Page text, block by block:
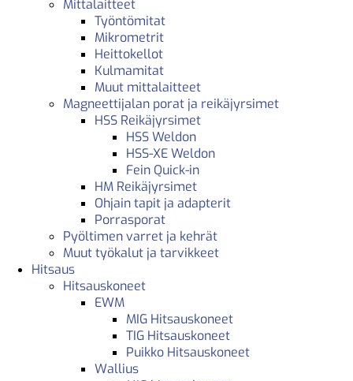
Mittalaitteet
Työntömitat
Mikrometrit
Heittokellot
Kulmamitat
Muut mittalaitteet
Magneettijalan porat ja reikäjyrsimet
HSS Reikäjyrsimet
HSS Weldon
HSS-XE Weldon
Fein Quick-in
HM Reikäjyrsimet
Ohjain tapit ja adapterit
Porrasporat
Pyöltimen varret ja kehrät
Muut työkalut ja tarvikkeet
Hitsaus
Hitsauskoneet
EWM
MIG Hitsauskoneet
TIG Hitsauskoneet
Puikko Hitsauskoneet
Wallius